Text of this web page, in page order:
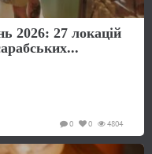
2026: 27 локацій
4804
0
0